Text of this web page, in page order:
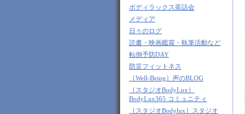
ボディラックス茶話会
メディア
日々のログ
読書・映画鑑賞・執筆活動など
転倒予防DAY
防災フィットネス
［Well-Being］声のBLOG
［スタジオBodyLux］
BodyLux365 コミュニティ
［スタジオBodylux］スタジオ